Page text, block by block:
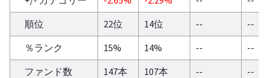
順位
22位 14位 --
--
％ランク
15% 14% --
--
ファンド数
147本 107本 --
--